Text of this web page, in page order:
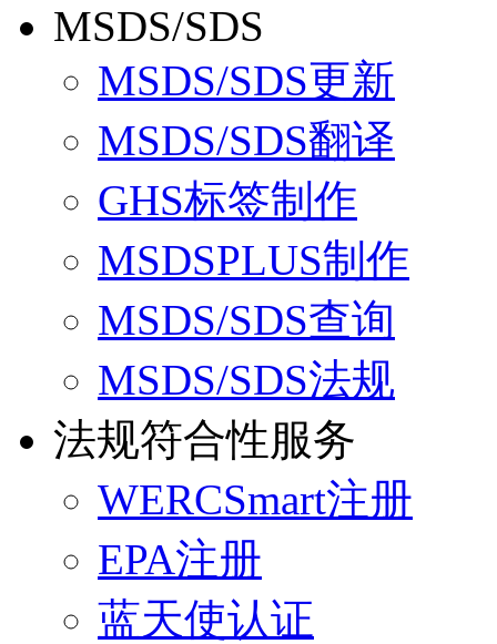
MSDS/SDS
MSDS/SDS更新
MSDS/SDS翻译
GHS标签制作
MSDSPLUS制作
MSDS/SDS查询
MSDS/SDS法规
法规符合性服务
WERCSmart注册
EPA注册
蓝天使认证